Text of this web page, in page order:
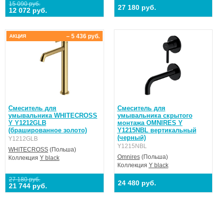
15 090 руб.
12 072 руб. 27 180 руб.
Смеситель для
умывальника WHITECROSS
Y Y1212GLB
(брашированное золото)
Y1212GLB
WHITECROSS (Польша)
Коллекция Y black
27 180 руб.
21 744 руб.
– 5 436 руб.
АКЦИЯ
Смеситель для
умывальника скрытого
монтажа OMNIRES Y
Y1215NBL вертикальный
(черный)
Y1215NBL
Omnires(Польша)
Коллекция Y black
24 480 руб.